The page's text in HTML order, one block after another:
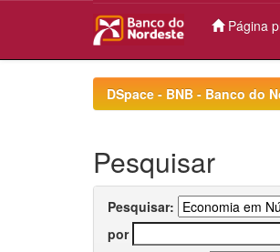
Página
DSpace - BNB - Banco do
Pesquisar
Pesquisar:
por